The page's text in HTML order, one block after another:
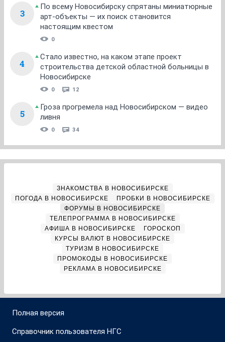
3
По всему Новосибирску спрятаны миниатюрные
арт-объекты — их поиск становится
настоящим квестом
0
4
Стало известно, на каком этапе проект
строительства детской областной больницы в
Новосибирске
0 12
5
Гроза прогремела над Новосибирском — видео
ливня
0 34
ЗНАКОМСТВА В НОВОСИБИРСКЕ
ПОГОДА В НОВОСИБИРСКЕ
ПРОБКИ В НОВОСИБИРСКЕ
ФОРУМЫ В НОВОСИБИРСКЕ
ТЕЛЕПРОГРАММА В НОВОСИБИРСКЕ
АФИША В НОВОСИБИРСКЕ
ГОРОСКОП
КУРСЫ ВАЛЮТ В НОВОСИБИРСКЕ
ТУРИЗМ В НОВОСИБИРСКЕ
ПРОМОКОДЫ В НОВОСИБИРСКЕ
РЕКЛАМА В НОВОСИБИРСКЕ
Полная версия
Справочник пользователя НГС